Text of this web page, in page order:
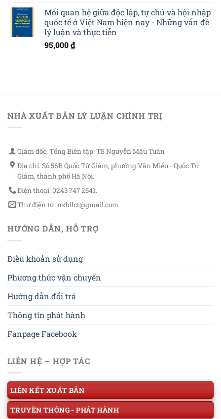
Mối quan hệ giữa độc lập, tự chủ và hội nhập
quốc tế ở Việt Nam hiện nay - Những vấn đề
lý luận và thực tiễn
95,000₫
NHÀ XUẤT BẢN LÝ LUẬN CHÍNH TRỊ
Giám đốc, Tổng Biên tập: TS Nguyễn Mậu Tuân
Địa chỉ: Số 56B Quốc Tử Giám, phường Văn Miếu - Quốc Tử
Giám, thành phố Hà Nội.
Điện thoại: 0243 747 2541.
Thư điện tử: nxbllct@gmail.com
HƯỚNG DẪN, HỖ TRỢ
Điều khoản sử dụng
Phương thức vận chuyển
Hướng dẫn đổi trả
Thông tin phát hành
Fanpage Facebook
LIÊN HỆ – HỢP TÁC
LIÊN KẾT XUẤT BẢN
TRUYỀN THÔNG - PHÁT HÀNH